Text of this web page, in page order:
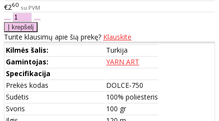
€260 su PVM
Turite klausimų apie šią prekę? Klauskite
Kilmės šalis:
Turkija
Gamintojas:
YARN ART
Specifikacija
Prekės kodas
DOLCE-750
Sudėtis
100% poliesteris
Svoris
100 gr